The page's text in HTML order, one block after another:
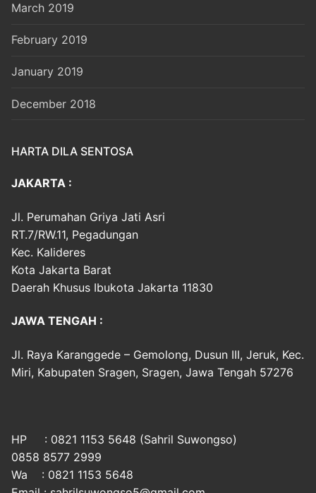
March 2019
February 2019
January 2019
December 2018
HARTA DILA SENTOSA
JAKARTA :
Jl. Perumahan Griya Jati Asri
RT.7/RW.11, Pegadungan
Kec. Kalideres
Kota Jakarta Barat
Daerah Khusus Ibukota Jakarta 11830
JAWA TENGAH :
Jl. Raya Karanggede – Gemolong, Dusun III, Jeruk, Kec.
Miri, Kabupaten Sragen, Sragen, Jawa Tengah 57276
HP : 0821 1153 5648 (Sahril Suwongso)
0858 8577 2999
Wa : 0821 1153 5648